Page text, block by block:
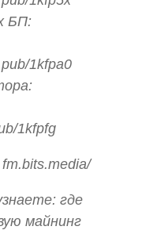
БП:
1kfpa0
1kfpfg
где
майнинг